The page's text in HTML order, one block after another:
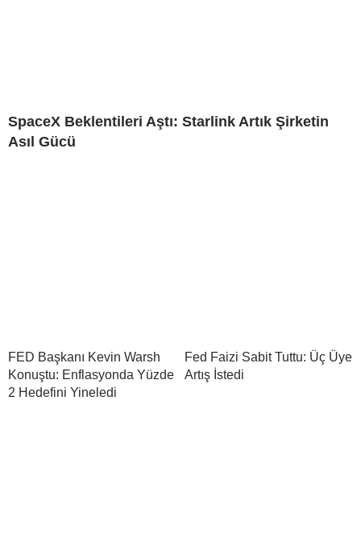
SpaceX Beklentileri Aştı: Starlink Artık Şirketin
Asıl Gücü
FED Başkanı Kevin Warsh
Konuştu: Enflasyonda Yüzde
2 Hedefini Yineledi
Fed Faizi Sabit Tuttu: Üç Üye
Artış İstedi